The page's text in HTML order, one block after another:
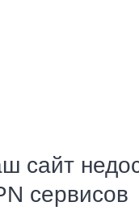
сайт
сервисов